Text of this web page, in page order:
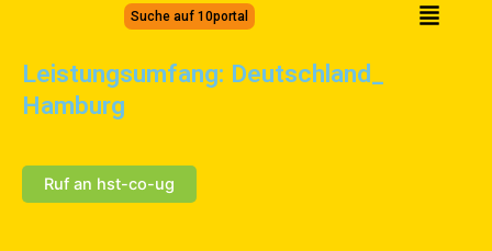
springen
Suche auf 10portal
Leistungsumfang: Deutschland_
Hamburg
Ruf an hst-co-ug